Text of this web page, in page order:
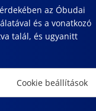
Tanítás
A túltanítás
(rekurrens)
(mély) neurális
az Óbudai
és a vonatkozó
talál, és ugyanitt
Cookie beállítások